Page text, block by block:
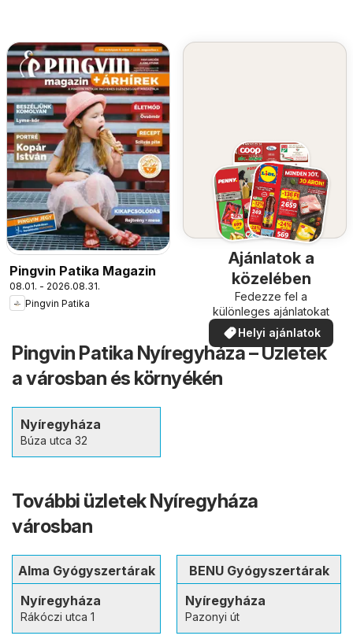
Pingvin Patika Magazin
08.01. - 2026.08.31.
Pingvin Patika
Ajánlatok a
közelében
Fedezze fel a
különleges ajánlatokat
Helyi ajánlatok
Pingvin Patika Nyíregyháza – Üzletek
a városban és környékén
Nyíregyháza
Búza utca 32
További üzletek Nyíregyháza
városban
Alma Gyógyszertárak
Nyíregyháza
Rákóczi utca 1
BENU Gyógyszertárak
Nyíregyháza
Pazonyi út